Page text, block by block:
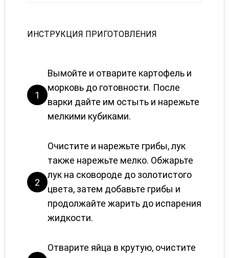
ИНСТРУКЦИЯ ПРИГОТОВЛЕНИЯ
1
Вымойте и отварите картофель и
морковь до готовности. После
варки дайте им остыть и нарежьте
мелкими кубиками.
2
Очистите и нарежьте грибы, лук
также нарежьте мелко. Обжарьте
лук на сковороде до золотистого
цвета, затем добавьте грибы и
продолжайте жарить до испарения
жидкости.
Отварите яйца в крутую, очистите